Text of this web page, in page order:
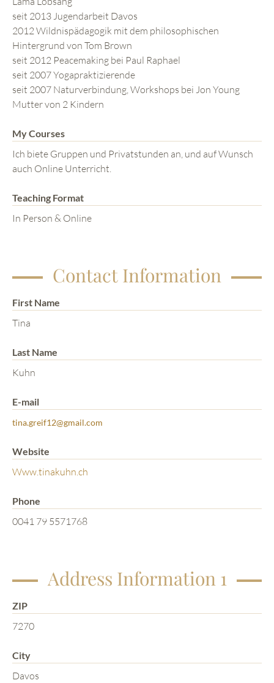
seit 2013 Jugendarbeit Davos
2012 Wildnispädagogik mit dem philosophischen
Hintergrund von Tom Brown
seit 2012 Peacemaking bei Paul Raphael
seit 2007 Yogapraktizierende
seit 2007 Naturverbindung, Workshops bei Jon Young
Mutter von 2 Kindern
My Courses
Ich biete Gruppen und Privatstunden an, und auf Wunsch
auch Online Unterricht.
Teaching Format
In Person & Online
Contact Information
First Name
Tina
Last Name
Kuhn
E-mail
tina.greif12@gmail.com
Website
Www.tinakuhn.ch
Phone
0041 79 5571768
Address Information 1
ZIP
7270
City
Davos